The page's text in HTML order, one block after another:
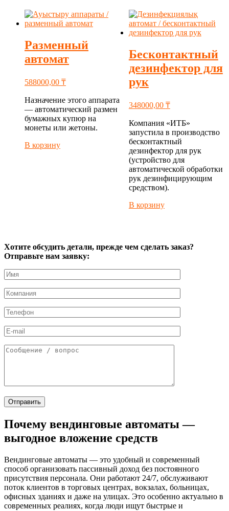
Разменный
автомат
588000,00 ₸
Назначение этого аппарата
— автоматический размен
бумажных купюр на
монеты или жетоны.
В корзину
Бесконтактный
дезинфектор для
рук
348000,00 ₸
Компания «ИТБ»
запустила в производство
бесконтактный
дезинфектор для рук
(устройство для
автоматической обработки
рук дезинфицирующим
средством).
В корзину
Хотите обсудить детали, прежде чем сделать заказ?
Отправьте нам заявку:
Почему вендинговые автоматы —
выгодное вложение средств
Вендинговые автоматы — это удобный и современный
способ организовать пассивный доход без постоянного
присутствия персонала. Они работают 24/7, обслуживают
поток клиентов в торговых центрах, вокзалах, больницах,
офисных зданиях и даже на улицах. Это особенно актуально в
современных реалиях, когда люди ищут быстрые и